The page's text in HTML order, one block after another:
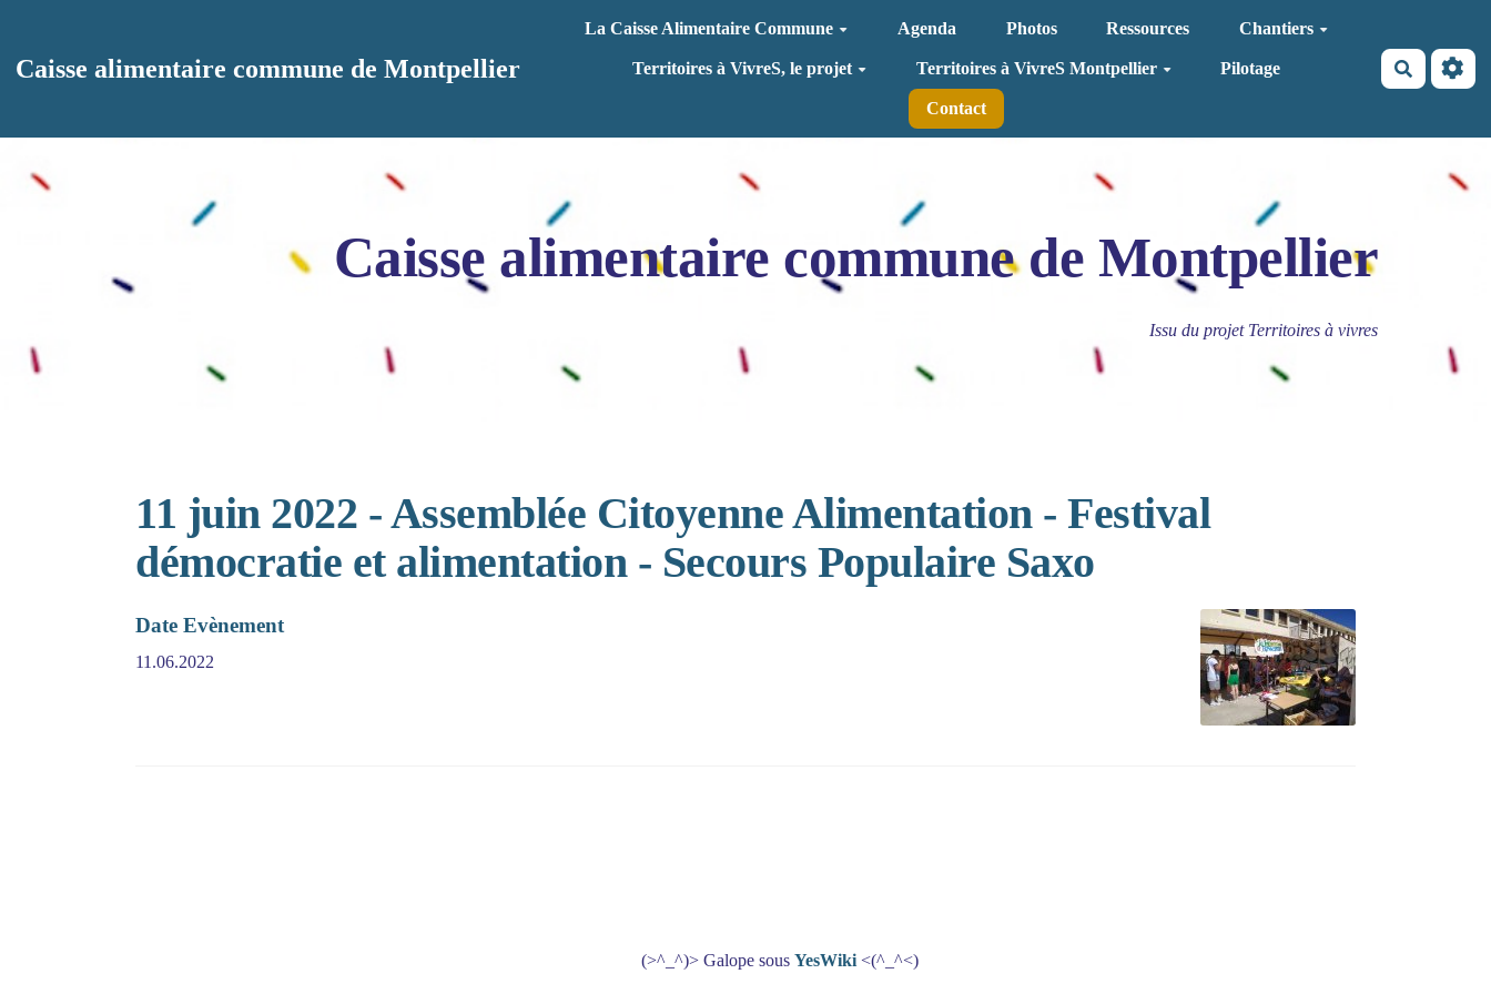
Caisse alimentaire commune de Montpellier
La Caisse Alimentaire Commune Agenda Photos Ressources Chantiers
Territoires à VivreS, le projet Territoires à VivreS Montpellier Pilotage
Contact
Caisse alimentaire commune de Montpellier
Issu du projet Territoires à vivres
11 juin 2022 - Assemblée Citoyenne Alimentation - Festival
démocratie et alimentation - Secours Populaire Saxo
Date Evènement
11.06.2022
(>^_^)> Galope sous YesWiki <(^_^<)